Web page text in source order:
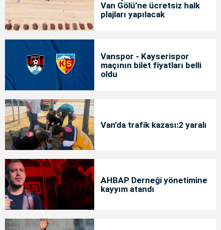
Van Gölü’ne ücretsiz halk
plajları yapılacak
Vanspor - Kayserispor
maçının bilet fiyatları belli
oldu
Van’da trafik kazası:2 yaralı
AHBAP Derneği yönetimine
kayyım atandı